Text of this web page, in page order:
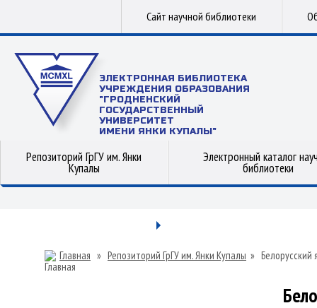
Сайт научной библиотеки
ЭЛЕКТРОННАЯ БИБЛИОТЕКА
УЧРЕЖДЕНИЯ ОБРАЗОВАНИЯ
"ГРОДНЕНСКИЙ
ГОСУДАРСТВЕННЫЙ
УНИВЕРСИТЕТ
ИМЕНИ ЯНКИ КУПАЛЫ"
Репозиторий ГрГУ им. Янки
Купалы
Электронный каталог
библиотеки
Главная » Репозиторий ГрГУ им. Янки Купалы » Белорусский